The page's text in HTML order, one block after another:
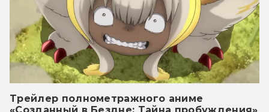
Трейлер полнометражного аниме